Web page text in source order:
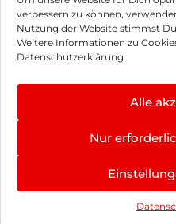
verbessern zu können,
Nutzung der Website stimmst
Weitere Informationen zu
Datenschutzerklärung.
Alle
Nur
Impressum
AGB
Datenschutz
Vertrag widerrufen
Hinweis zur